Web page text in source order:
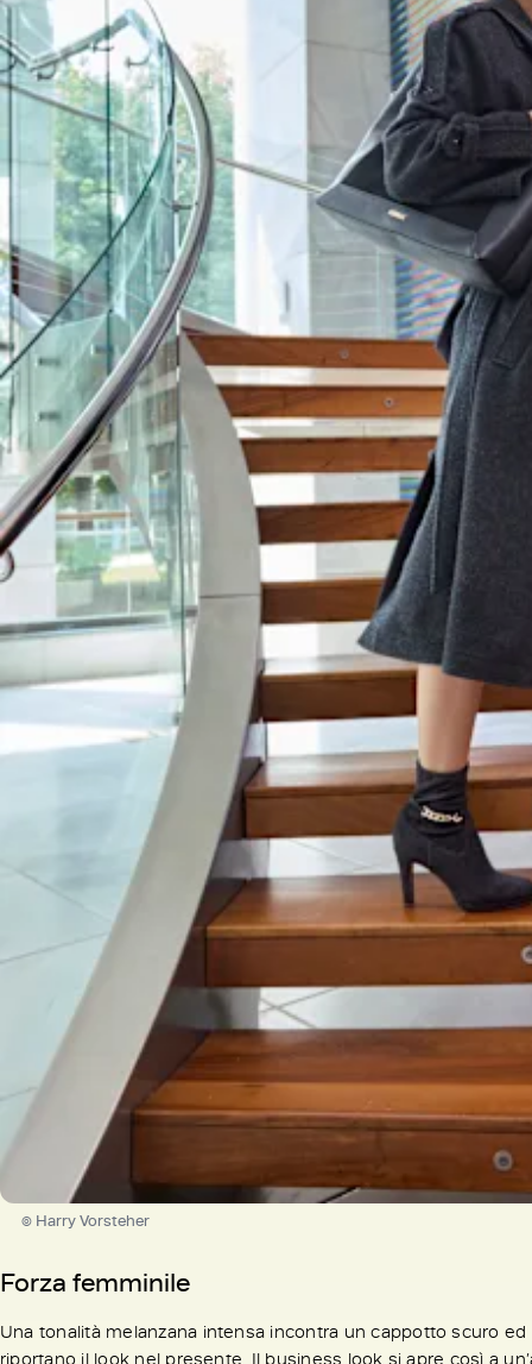
© Harry Vorsteher
Forza femminile
Una tonalità melanzana intensa incontra un cappotto scuro
riportano il look nel presente. Il business look si apre così a